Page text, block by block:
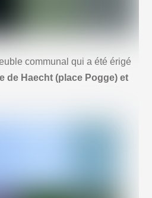
communal qui a été érigé
de Haecht (place Pogge) et